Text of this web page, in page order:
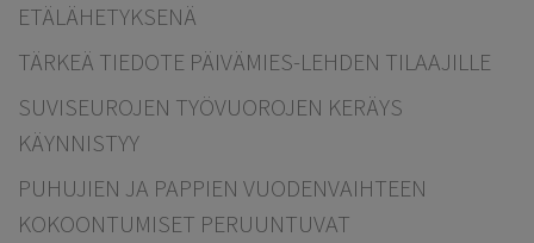
ETÄLÄHETYKSENÄ
TÄRKEÄ TIEDOTE PÄIVÄMIES-LEHDEN TILAAJILLE
SUVISEUROJEN TYÖVUOROJEN KERÄYS
KÄYNNISTYY
PUHUJIEN JA PAPPIEN VUODENVAIHTEEN
KOKOONTUMISET PERUUNTUVAT